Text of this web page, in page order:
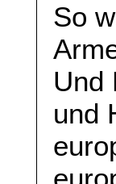
So
Und
und